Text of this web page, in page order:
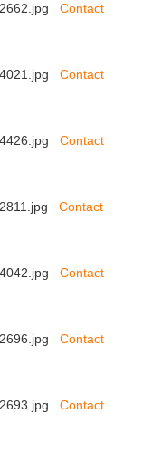
Contact
Contact
Contact
Contact
Contact
Contact
Contact